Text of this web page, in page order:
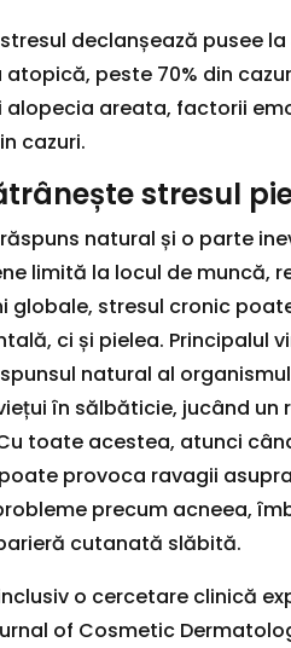
declanșează pusee
peste 70% din
alopecia areata, factorii
cazuri.
stresul
natural și o parte
limită la locul de muncă,
globale, stresul cronic
ci și pielea. Principalul
natural al
în sălbăticie, jucând un
toate acestea, atunci
provoca ravagii
precum acneea,
cutanată slăbită.
o cercetare clinică
of Cosmetic